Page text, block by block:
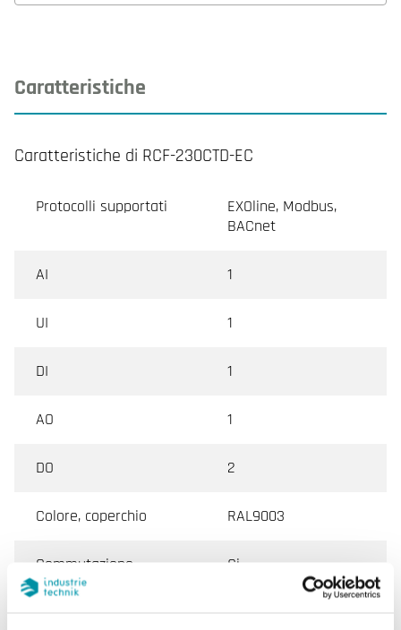
Caratteristiche
Caratteristiche di RCF-230CTD-EC
Protocolli supportati
EXOline, Modbus,
BACnet
AI 1
UI 1
DI 1
AO 1
DO 2
Colore, coperchio RAL9003
Commutazione
automatica
Si